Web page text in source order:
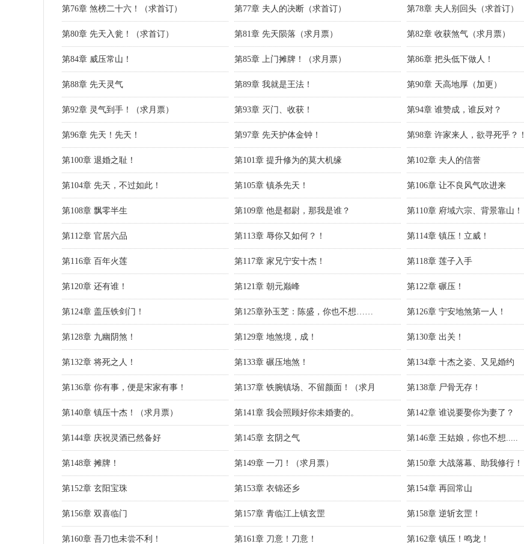
第76章 煞榜二十六！（求首订） 第77章 夫人的决断（求首订） 第78章 夫人别回头（求首订）
第80章 先天入瓮！（求首订） 第81章 先天陨落（求月票） 第82章 收获煞气（求月票）
第84章 威压常山！ 第85章 上门摊牌！（求月票） 第86章 把头低下做人！
第88章 先天灵气 第89章 我就是王法！ 第90章 天高地厚（加更）
第92章 灵气到手！（求月票） 第93章 灭门、收获！ 第94章 谁赞成，谁反对？
第96章 先天！先天！ 第97章 先天护体金钟！ 第98章 许家来人，欲寻死乎？！
第100章 退婚之耻！ 第101章 提升修为的莫大机缘 第102章 夫人的信誉
第104章 先天，不过如此！ 第105章 镇杀先天！ 第106章 让不良风气吹进来
第108章 飘零半生 第109章 他是都尉，那我是谁？ 第110章 府域六宗、背景靠山！
第112章 官居六品 第113章 辱你又如何？！ 第114章 镇压！立威！
第116章 百年火莲 第117章 家兄宁安十杰！ 第118章 莲子入手
第120章 还有谁！ 第121章 朝元巅峰 第122章 碾压！
第124章 盖压铁剑门！ 第125章孙玉芝：陈盛，你也不想…… 第126章 宁安地煞第一人！
第128章 九幽阴煞！ 第129章 地煞境，成！ 第130章 出关！
第132章 将死之人！ 第133章 碾压地煞！ 第134章 十杰之姿、又见婚约
第136章 你有事，便是宋家有事！ 第137章 铁腕镇场、不留颜面！（求月 第138章 尸骨无存！
第140章 镇压十杰！（求月票） 第141章 我会照顾好你未婚妻的。 第142章 谁说要娶你为妻了？
第144章 庆祝灵酒已然备好 第145章 玄阴之气 第146章 王姑娘，你也不想.....
第148章 摊牌！ 第149章 一刀！（求月票） 第150章 大战落幕、助我修行！
第152章 玄阳宝珠 第153章 衣锦还乡 第154章 再回常山
第156章 双喜临门 第157章 青临江上镇玄罡 第158章 逆斩玄罡！
第160章 吾刀也未尝不利！ 第161章 刀意！刀意！ 第162章 镇压！鸣龙！